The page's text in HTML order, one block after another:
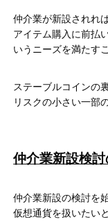
仲介業が新設されれ
アイテム購入に前払
いうニーズを満たす
ステーブルコインの
リスクの小さい一部
仲介業新設検
仲介業新設の検討を
仮想通貨を扱いたい